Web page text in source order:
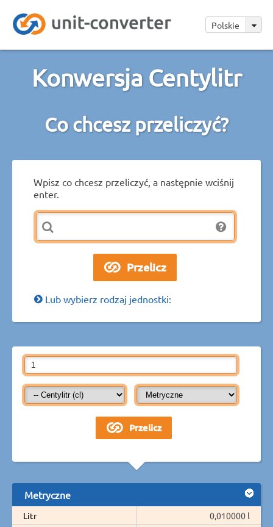
Polskie
Konwersja Centylitr
Co chcesz przeliczyć?
Wpisz co chcesz przeliczyć, a następnie wciśnij
enter.
Lub wybierz rodzaj jednostki:
Metryczne
Litr
0,010000 l